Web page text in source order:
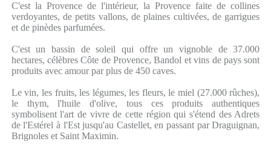
C'est la Provence de l'intérieur, la Provence faite de collines
verdoyantes, de petits vallons, de plaines cultivées, de garrigues
et de pinèdes parfumées.
C'est un bassin de soleil qui offre un vignoble de 37.000
hectares, célèbres Côte de Provence, Bandol et vins de pays sont
produits avec amour par plus de 450 caves.
Le vin, les fruits, les légumes, les fleurs, le miel (27.000 rûches),
le thym, l'huile d'olive, tous ces produits authentiques
symbolisent l'art de vivre de cette région qui s'étend des Adrets
de l'Estérel à l'Est jusqu'au Castellet, en passant par Draguignan,
Brignoles et Saint Maximin.